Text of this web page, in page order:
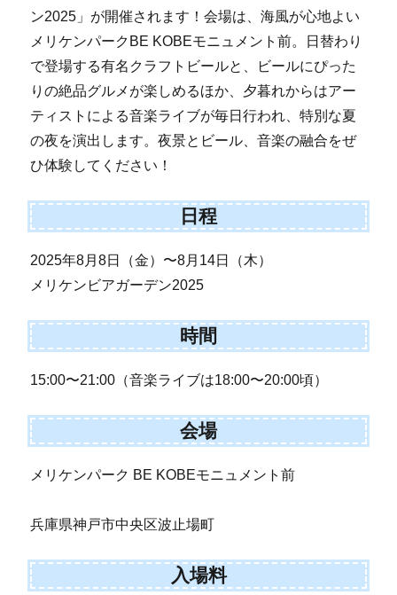
ン2025」が開催されます！会場は、海風が心地よい
メリケンパークBE KOBEモニュメント前。日替わり
で登場する有名クラフトビールと、ビールにぴった
りの絶品グルメが楽しめるほか、夕暮れからはアー
ティストによる音楽ライブが毎日行われ、特別な夏
の夜を演出します。夜景とビール、音楽の融合をぜ
ひ体験してください！
日程
2025年8月8日（金）〜8月14日（木）
メリケンビアガーデン2025
時間
15:00〜21:00（音楽ライブは18:00〜20:00頃）
会場
メリケンパーク BE KOBEモニュメント前
兵庫県神戸市中央区波止場町
入場料